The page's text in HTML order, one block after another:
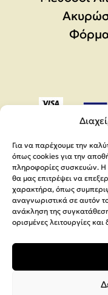
Για να παρέχουμε την
όπως cookies για την
πληροφορίες συσκευών. Η
θα μας επιτρέψει να
χαρακτήρα, όπως
αναγνωριστικά σε αυτόν
ανάκληση της
ορισμένες λειτουργίες και
Copyright 2026,
Κατασκευή